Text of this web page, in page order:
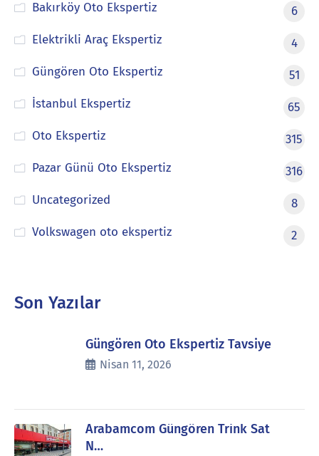
Bakırköy Oto Ekspertiz
6
Elektrikli Araç Ekspertiz
4
Güngören Oto Ekspertiz
51
İstanbul Ekspertiz
65
Oto Ekspertiz
315
Pazar Günü Oto Ekspertiz
316
Uncategorized
8
Volkswagen oto ekspertiz
2
Son Yazılar
Güngören Oto Ekspertiz Tavsiye
Nisan 11, 2026
Arabamcom Güngören Trink Sat
N…